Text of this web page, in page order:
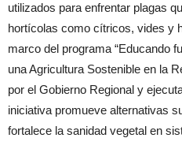
utilizados para enfrentar plagas
hortícolas como cítricos, vides y
marco del programa “Educando
una Agricultura Sostenible en la
por el Gobierno Regional y
iniciativa promueve alternativas
fortalece la sanidad vegetal en